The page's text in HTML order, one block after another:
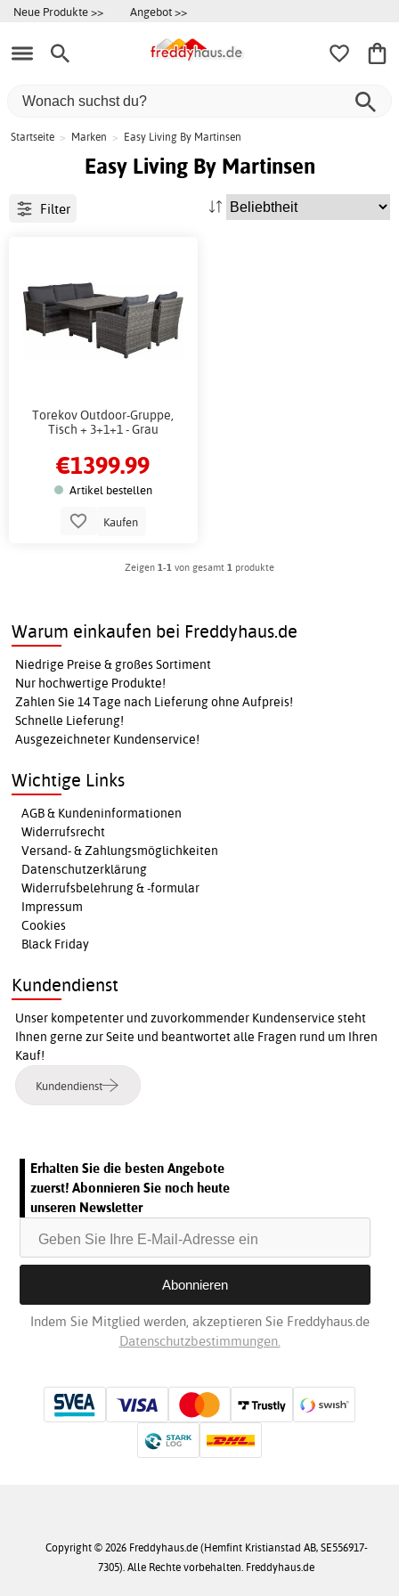
Neue Produkte >> Angebot >>
Startseite > Marken > Easy Living By Martinsen
Easy Living By Martinsen
Filter
Torekov Outdoor-Gruppe,
Tisch + 3+1+1 - Grau
€1399.99
Artikel bestellen
Kaufen
Zeigen 1-1 von gesamt 1 produkte
Warum einkaufen bei Freddyhaus.de
Niedrige Preise & großes Sortiment
Nur hochwertige Produkte!
Zahlen Sie 14 Tage nach Lieferung ohne Aufpreis!
Schnelle Lieferung!
Ausgezeichneter Kundenservice!
Wichtige Links
AGB & Kundeninformationen
Widerrufsrecht
Versand- & Zahlungsmöglichkeiten
Datenschutzerklärung
Widerrufsbelehrung & -formular
Impressum
Cookies
Black Friday
Kundendienst
Unser kompetenter und zuvorkommender Kundenservice steht
Ihnen gerne zur Seite und beantwortet alle Fragen rund um Ihren
Kauf!
Kundendienst
Erhalten Sie die besten Angebote
zuerst! Abonnieren Sie noch heute
unseren Newsletter
Indem Sie Mitglied werden, akzeptieren Sie Freddyhaus.de
Datenschutzbestimmungen.
Copyright © 2026 Freddyhaus.de (Hemfint Kristianstad AB, SE556917-
7305). Alle Rechte vorbehalten. Freddyhaus.de